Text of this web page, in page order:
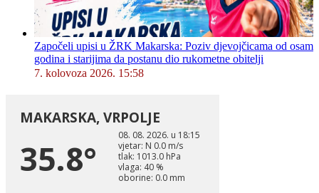
Započeli upisi u ŽRK Makarska: Poziv djevojčicama od osam
godina i starijima da postanu dio rukometne obitelji
7. kolovoza 2026. 15:58